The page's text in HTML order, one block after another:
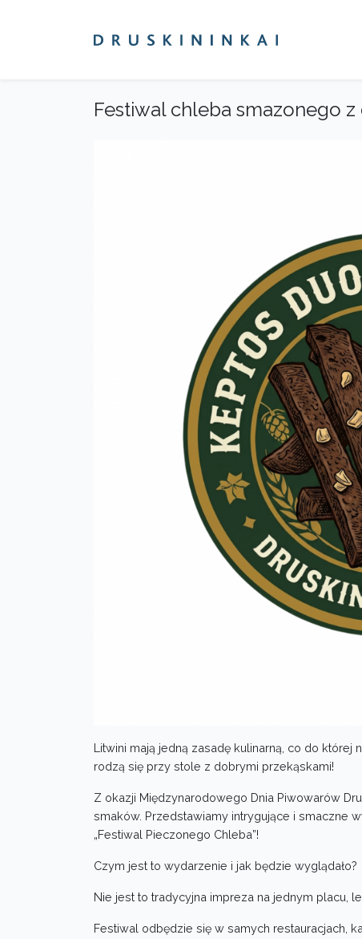
Festiwal chleba smazonego z
Litwini mają jedną zasadę kulinarną, co do
rodzą się przy stole z dobrymi przekąskami!
Z okazji Międzynarodowego Dnia Piwowarów
smaków. Przedstawiamy intrygujące i smaczne
„Festiwal Pieczonego Chleba”!
Czym jest to wydarzenie i jak będzie wyglądało?
Nie jest to tradycyjna impreza na jednym placu,
Festiwal odbędzie się w samych restauracjach,